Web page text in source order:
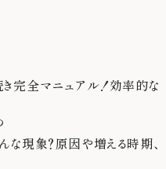
完全マニュアル！効率的な
な現象？原因や増える時期、